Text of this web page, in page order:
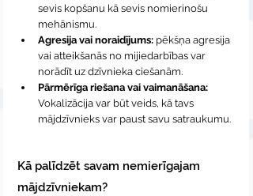
sevis kopšanu kā sevis nomierinošu
mehānismu.
Agresija vai noraidījums: pēkšņa agresija
vai atteikšanās no mijiedarbības var
norādīt uz dzīvnieka ciešanām.
Pārmērīga riešana vai vaimanāšana:
Vokalizācija var būt veids, kā tavs
mājdzīvnieks var paust savu satraukumu.
Kā palīdzēt savam nemierīgajam
mājdzīvniekam?